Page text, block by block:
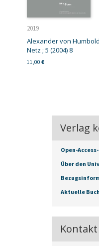
2019
Alexander von
Netz ; 5 (2004) 8
11,00 €
Verlag
Open-
Über den
Aktuelle
Kontakt